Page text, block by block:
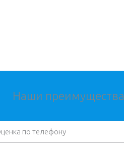
Наши преимущества
по телефону